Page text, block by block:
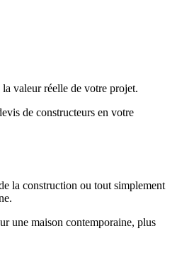
valeur réelle de votre projet.
de constructeurs en votre
la construction ou tout simplement
une maison contemporaine, plus